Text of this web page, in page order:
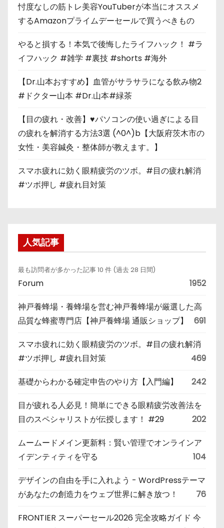
忖度なしの筋トレ美容YouTuberが本当にオススメ
するAmazonプライムデーセールで買うべきもの
やると損する！本気で後悔したライフハック！ #ラ
イフハック #雑学 #裏技 #shorts #海外
【Dr.山本おすすめ】血管がサラサラになる飲み物2
#ドクター山本 #Dr.山本#緑茶
【目の疲れ・改善】♥パソコンの使い過ぎによる目
の疲れを解消する方法3選 (^0^)b【大阪府茨木市の
女性・美容鍼灸・整体師が教えます。】
スマホ疲れに効く眼精疲労のツボ。#目の疲れ解消
#ツボ押し #疲れ目対策
人気記事
最も訪問者が多かった記事 10 件 (過去 28 日間)
Forum 1952
神戸養蜂場・養蜂場を営む神戸養蜂場が厳選した高
品質な蜂蜜専門店【神戸養蜂場 通販ショップ】
691
スマホ疲れに効く眼精疲労のツボ。#目の疲れ解消
#ツボ押し #疲れ目対策
469
基礎からわかる確定申告のやり方【入門編】 242
目が疲れる人必見！簡単にできる眼精疲労改善法を
目のスペシャリストが伝授します！ #29
202
ムームードメイン更新料：賢い管理でオンラインア
イデンティティを守る
104
デザインの自由を手に入れよう - WordPressテーマ
があなたの創造力をウェブ世界に解き放つ！
76
FRONTIER スーパーセール2026 完全攻略ガイド 今